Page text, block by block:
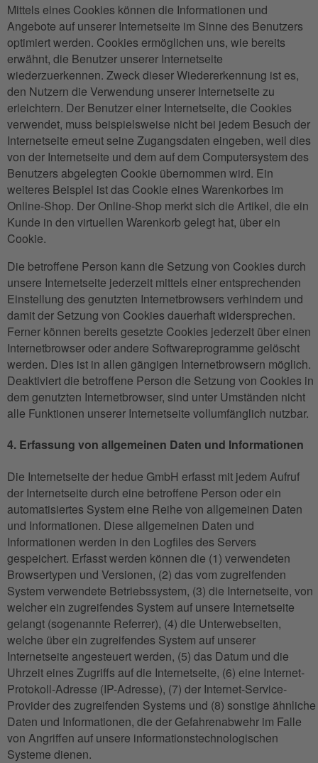
Mittels eines Cookies können die Informationen und
Angebote auf unserer Internetseite im Sinne des Benutzers
optimiert werden. Cookies ermöglichen uns, wie bereits
erwähnt, die Benutzer unserer Internetseite
wiederzuerkennen. Zweck dieser Wiedererkennung ist es,
den Nutzern die Verwendung unserer Internetseite zu
erleichtern. Der Benutzer einer Internetseite, die Cookies
verwendet, muss beispielsweise nicht bei jedem Besuch der
Internetseite erneut seine Zugangsdaten eingeben, weil dies
von der Internetseite und dem auf dem Computersystem des
Benutzers abgelegten Cookie übernommen wird. Ein
weiteres Beispiel ist das Cookie eines Warenkorbes im
Online-Shop. Der Online-Shop merkt sich die Artikel, die ein
Kunde in den virtuellen Warenkorb gelegt hat, über ein
Cookie.
Die betroffene Person kann die Setzung von Cookies durch
unsere Internetseite jederzeit mittels einer entsprechenden
Einstellung des genutzten Internetbrowsers verhindern und
damit der Setzung von Cookies dauerhaft widersprechen.
Ferner können bereits gesetzte Cookies jederzeit über einen
Internetbrowser oder andere Softwareprogramme gelöscht
werden. Dies ist in allen gängigen Internetbrowsern möglich.
Deaktiviert die betroffene Person die Setzung von Cookies in
dem genutzten Internetbrowser, sind unter Umständen nicht
alle Funktionen unserer Internetseite vollumfänglich nutzbar.
4. Erfassung von allgemeinen Daten und Informationen
Die Internetseite der hedue GmbH erfasst mit jedem Aufruf
der Internetseite durch eine betroffene Person oder ein
automatisiertes System eine Reihe von allgemeinen Daten
und Informationen. Diese allgemeinen Daten und
Informationen werden in den Logfiles des Servers
gespeichert. Erfasst werden können die (1) verwendeten
Browsertypen und Versionen, (2) das vom zugreifenden
System verwendete Betriebssystem, (3) die Internetseite, von
welcher ein zugreifendes System auf unsere Internetseite
gelangt (sogenannte Referrer), (4) die Unterwebseiten,
welche über ein zugreifendes System auf unserer
Internetseite angesteuert werden, (5) das Datum und die
Uhrzeit eines Zugriffs auf die Internetseite, (6) eine Internet-
Protokoll-Adresse (IP-Adresse), (7) der Internet-Service-
Provider des zugreifenden Systems und (8) sonstige ähnliche
Daten und Informationen, die der Gefahrenabwehr im Falle
von Angriffen auf unsere informationstechnologischen
Systeme dienen.